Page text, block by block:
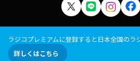
ラジコプレミアムに登録すると日本全国のラ
詳しくはこちら